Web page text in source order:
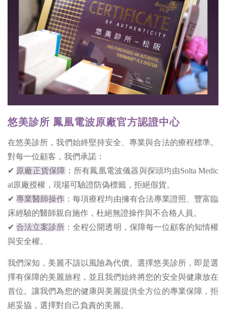
悠美診所 鳳凰電波原廠官方認證中心
在悠美診所，我們始終堅持安全、專業與合法的療程標準。
對每一位顧客，我們承諾：
✔ 原廠正貨保障 ：所有鳳凰電波儀器與探頭均由Solta Medic
al原廠授權，現場可驗證防偽標籤，拒絕假貨。
✔專業醫師操作 ：每項療程均由擁有合法專業證照、豐富臨
床經驗的醫師親自施作，杜絕無證操作與不合格人員。
✔合法立案診所 ：全程公開透明，保障每一位顧客的知情權
與安全權。
我們深知，美麗不該以風險為代價。選擇悠美診所，即是選
擇有保障的美麗旅程，並且我們始終將您的安全與健康放在
首位。讓我們為您的健康與美麗提供全方位的專業保障，拒
絕妥協，選擇對自己負責的美麗。